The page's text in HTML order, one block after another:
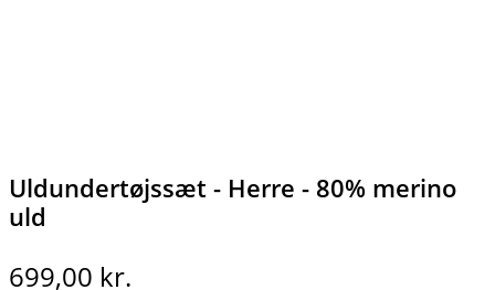
Uldundertøjssæt - Herre - 80% merino
uld
699,00 kr.